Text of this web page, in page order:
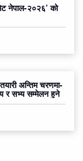
नेपाल-२०२६’ को
अन्तिम चरणमा-
र सभ्य सम्मेलन हुने